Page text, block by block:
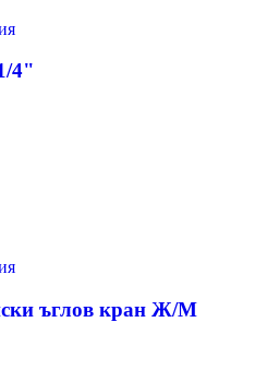
4"
ъглов кран Ж/М